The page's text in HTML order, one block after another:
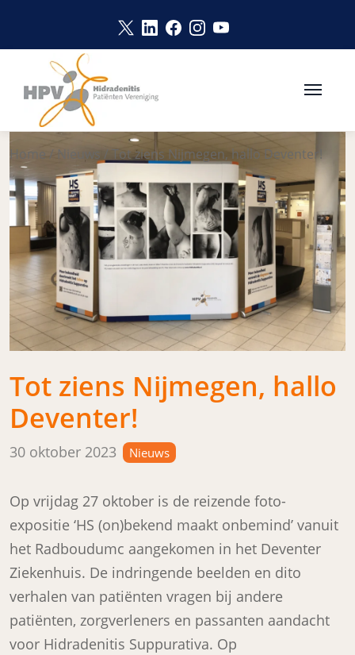
Naar hoofdinhoud
Link opent in een nieuw venster
Link opent in een nieuw
Link opent in een nieuw
Link opent in een
Link opent in een
Home / Nieuws / Tot ziens Nijmegen, hallo Deventer!
Tot ziens Nijmegen, hallo
Deventer!
Posted on
30 oktober 2023 Nieuws
Op vrijdag 27 oktober is de reizende foto-
expositie ‘HS (on)bekend maakt onbemind’ vanuit
het Radboudumc aangekomen in het Deventer
Ziekenhuis. De indringende beelden en dito
verhalen van patiënten vragen bij andere
patiënten, zorgverleners en passanten aandacht
voor Hidradenitis Suppurativa. Op